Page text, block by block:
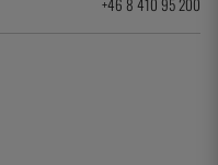
+46 8 410 95 200